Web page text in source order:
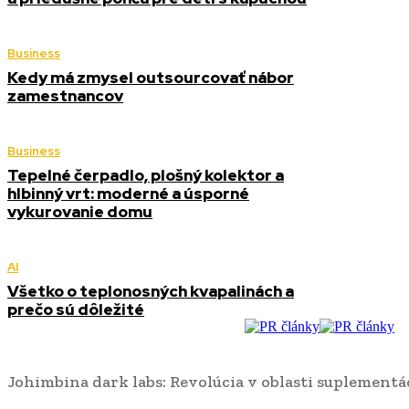
Business
Kedy má zmysel outsourcovať nábor
zamestnancov
Business
Tepelné čerpadlo, plošný kolektor a
hlbinný vrt: moderné a úsporné
vykurovanie domu
AI
Všetko o teplonosných kvapalinách a
prečo sú dôležité
Johimbina dark labs: Revolúcia v oblasti